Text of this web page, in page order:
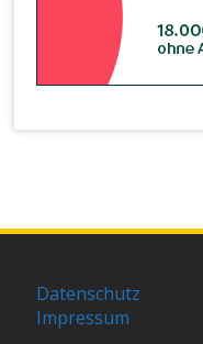
Datenschutz
Impressum